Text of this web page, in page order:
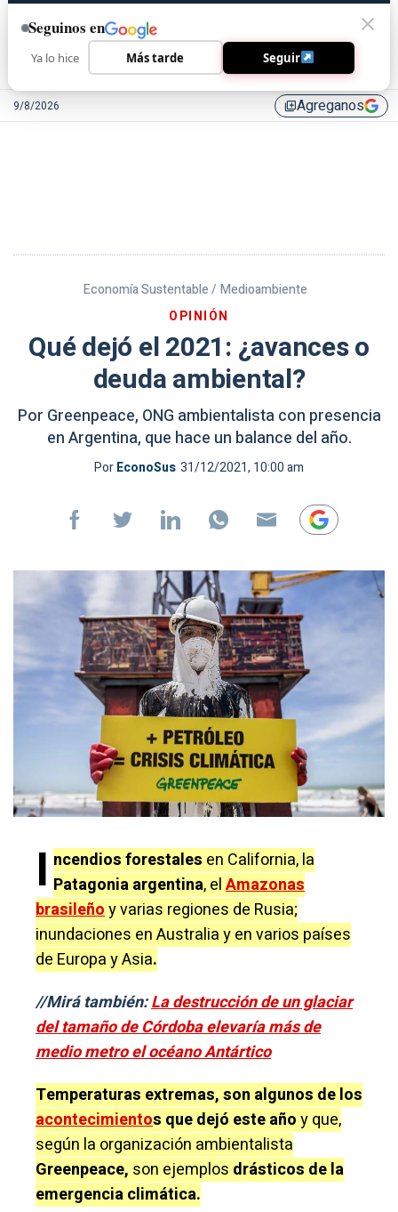
9/8/2026 library_addAgreganos
Economía Sustentable / Medioambiente
OPINIÓN
Qué dejó el 2021: ¿avances o
deuda ambiental?
Por Greenpeace, ONG ambientalista con presencia
en Argentina, que hace un balance del año.
PorEconoSus 31/12/2021, 10:00 am
I ncendios forestales en California, la
Patagonia argentina, elAmazonas
brasileñoy varias regiones de Rusia;
inundaciones en Australia y en varios países
de Europa y Asia.
//Mirá también:La destrucción de un glaciar
del tamaño de Córdoba elevaría más de
medio metro el océano Antártico
Temperaturas extremas, son algunos de los
acontecimientos que dejó este añoy que,
según la organización ambientalista
Greenpeace, son ejemplos drásticos de la
emergencia climática.
Seguinos en
Ya lo hice Más tarde Seguir